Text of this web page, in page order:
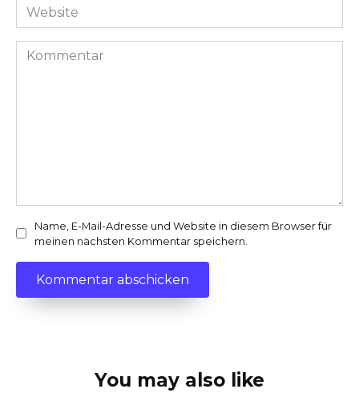
Website
Kommentar
Name, E-Mail-Adresse und Website in diesem Browser für
meinen nächsten Kommentar speichern.
You may also like